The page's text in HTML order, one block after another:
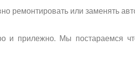
или заменять
и прилежно. Мы постараемся